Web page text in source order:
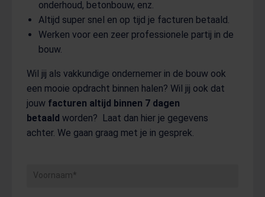
onderhoud, betonbouw, enz.
Altijd super snel en op tijd je facturen betaald.
Werken voor een zeer professionele partij in de
bouw.
Wil jij als vakkundige ondernemer in de bouw ook
een mooie opdracht binnen halen? Wil jij ook dat
jouw facturen altijd binnen 7 dagen
betaald worden? Laat dan hier je gegevens
achter. We gaan graag met je in gesprek.
Voornaam*